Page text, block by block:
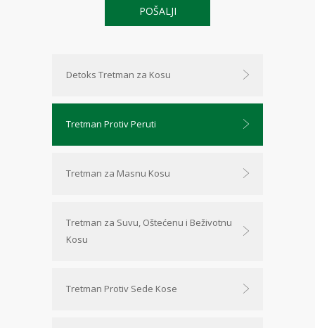
Detoks Tretman za Kosu
Tretman Protiv Peruti
Tretman za Masnu Kosu
Tretman za Suvu, Oštećenu i Beživotnu
Kosu
Tretman Protiv Sede Kose